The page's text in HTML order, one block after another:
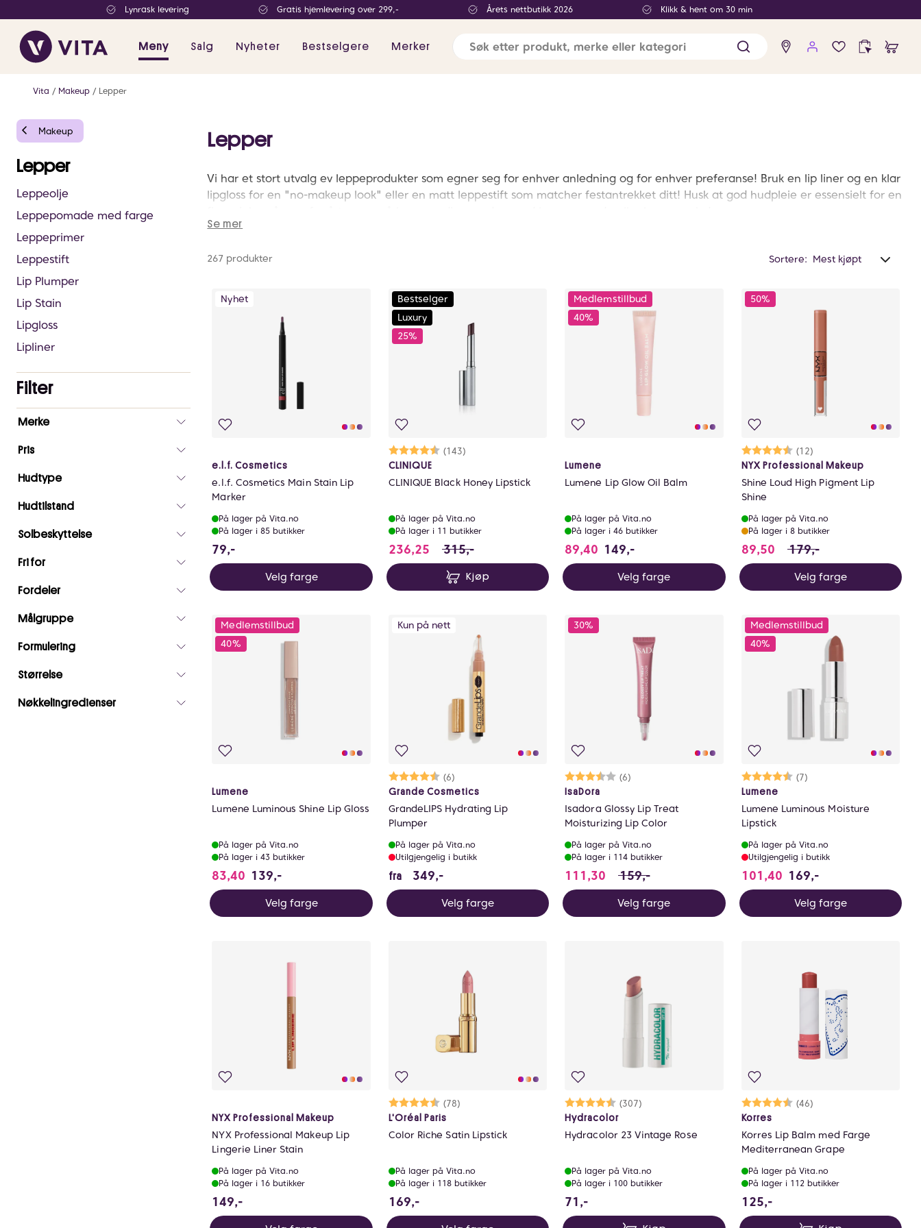
Lynrask levering Gratis hjemlevering over 299,- Årets nettbutikk 2026 Klikk & hent om 30 min
Meny Salg Nyheter Bestselgere Merker
Ingen
produkter
Vita Makeup Lepper
Makeup
Lepper
Leppeolje
Leppepomade med farge
Leppeprimer
Leppestift
Lip Plumper
Lip Stain
Lipgloss
Lipliner
Filter
filtre
Merke
Pris
Hudtype
Hudtilstand
Solbeskyttelse
Fri for
Fordeler
Målgruppe
Formulering
Størrelse
Nøkkelingredienser
Lepper
Vi har et stort utvalg ev leppeprodukter som egner seg for enhver anledning og for enhver preferanse! Bruk en lip liner og en klar
lipgloss for en "no-makeup look" eller en matt leppestift som matcher festantrekket ditt! Husk at god hudpleie er essensielt for en
Se mer
267 produkter Sortere:
Nyhet
e.l.f. Cosmetics
e.l.f. Cosmetics Main Stain Lip
Marker
På lager på Vita.no
På lager i 85 butikker
79,-
Velg farge
Bestselger
Luxury
25%
Karakter:
(143)
4.5 av 5 mulige
CLINIQUE
CLINIQUE Black Honey Lipstick
På lager på Vita.no
På lager i 11 butikker
236,25 236.25 i stedet for 315 NOK, du sparer 78.75 NOK
315,-
Kjøp
Medlemstillbud
40%
Lumene
Lumene Lip Glow Oil Balm
På lager på Vita.no
På lager i 46 butikker
89,40 149,-
Velg farge
50%
Karakter:
(12)
4.3 av 5 mulige
NYX Professional Makeup
Shine Loud High Pigment Lip
Shine
På lager på Vita.no
På lager i 8 butikker
89,50 89.5 i stedet for 179
179,-
Velg farge
Medlemstillbud
40%
Lumene
Lumene Luminous Shine Lip Gloss
På lager på Vita.no
På lager i 43 butikker
83,40 139,-
Velg farge
Kun på nett
Karakter:
(6)
4.3 av 5 mulige
Grande Cosmetics
GrandeLIPS Hydrating Lip
Plumper
På lager på Vita.no
Utilgjengelig i butikk
fra 349,-349 NOK
Velg farge
30%
Karakter:
(6)
3.7 av 5 mulige
IsaDora
Isadora Glossy Lip Treat
Moisturizing Lip Color
På lager på Vita.no
På lager i 114 butikker
111,30 111.3 i stedet for 159 NOK, du sparer 47.7 NOK
159,-
Velg farge
Medlemstillbud
40%
Karakter:
(7)
4.1 av 5 mulige
Lumene
Lumene Luminous Moisture
Lipstick
På lager på Vita.no
Utilgjengelig i butikk
101,40 169,-
Velg farge
NYX Professional Makeup
NYX Professional Makeup Lip
Lingerie Liner Stain
På lager på Vita.no
På lager i 16 butikker
149,-
Karakter:
(78)
4.5 av 5 mulige
L'Oréal Paris
Color Riche Satin Lipstick
På lager på Vita.no
På lager i 118 butikker
169,-169 NOK
Karakter:
(307)
4.5 av 5 mulige
Hydracolor
Hydracolor 23 Vintage Rose
På lager på Vita.no
På lager i 100 butikker
71,-
Karakter:
(46)
4.3 av 5 mulige
Korres
Korres Lip Balm med Farge
Mediterranean Grape
På lager på Vita.no
På lager i 112 butikker
125,-125 NOK